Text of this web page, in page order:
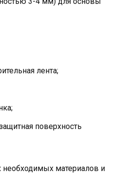
лента;
поверхность
необходимых материалов и